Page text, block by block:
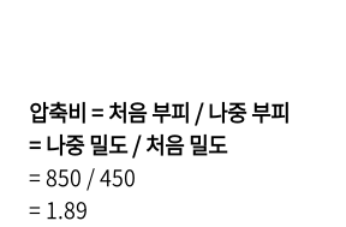
압축비 = 처음 부피 / 나중 부피
= 나중 밀도 / 처음 밀도
= 850 / 450
= 1.89